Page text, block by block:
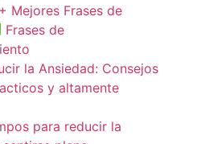
Mejores Frases de
Frases de
la Ansiedad: Consejos
y altamente
para reducir la